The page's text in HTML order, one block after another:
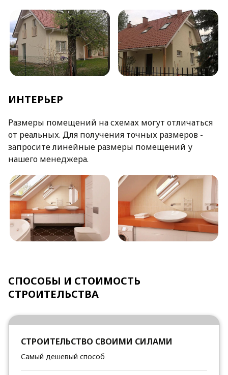
ИНТЕРЬЕР
Размеры помещений на схемах могут отличаться
от реальных. Для получения точных размеров -
запросите линейные размеры помещений у
нашего менеджера.
СПОСОБЫ И СТОИМОСТЬ
СТРОИТЕЛЬСТВА
СТРОИТЕЛЬСТВО СВОИМИ СИЛАМИ
Самый дешевый способ